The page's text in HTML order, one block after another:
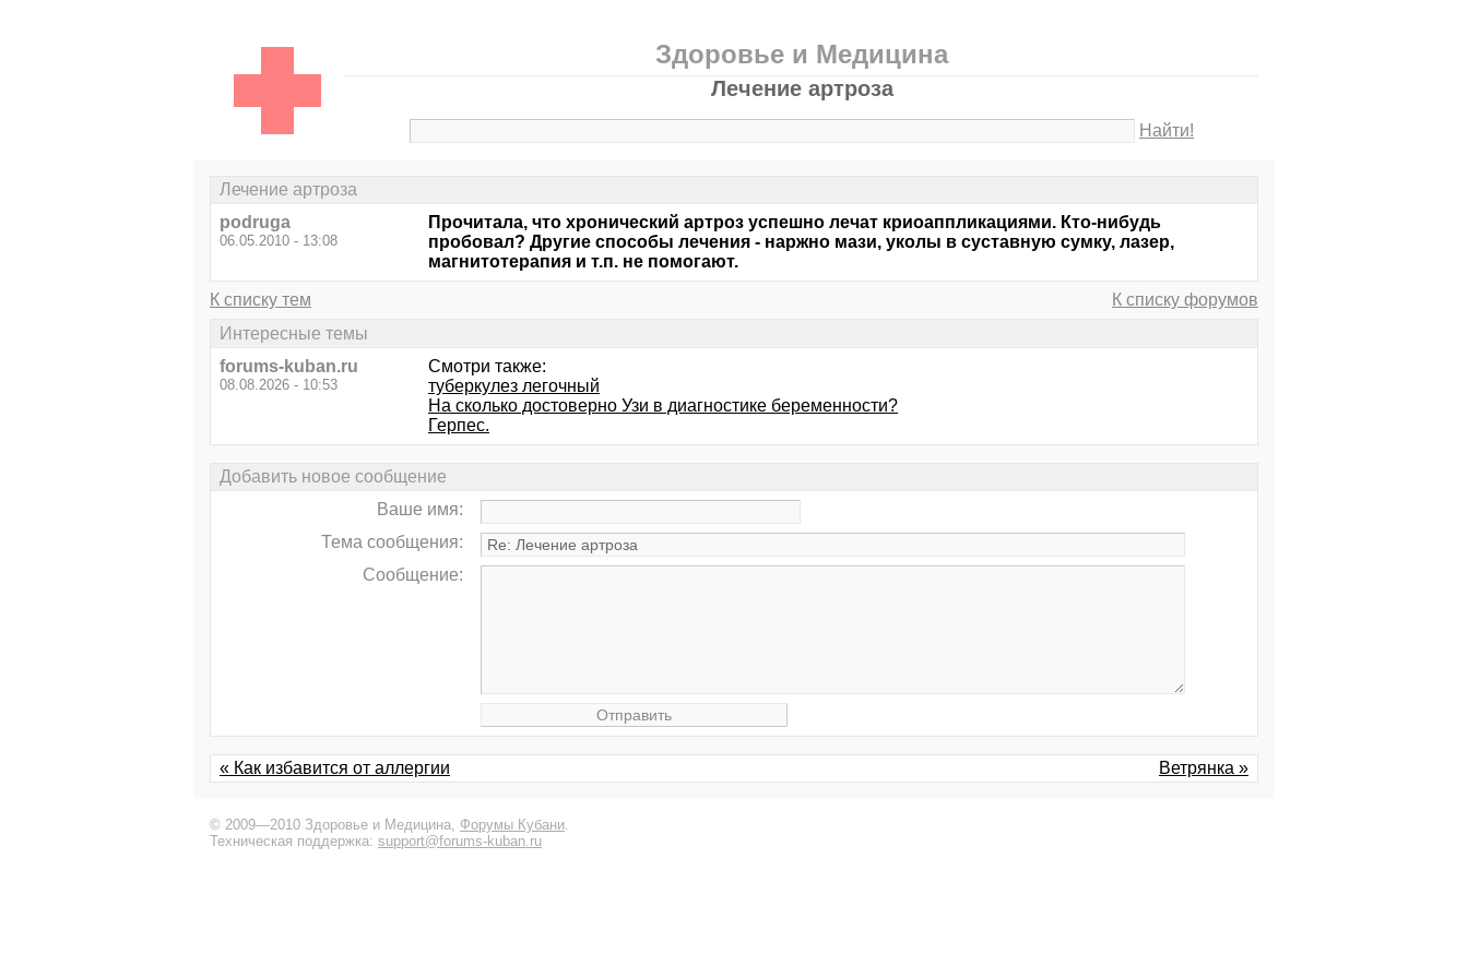
Здоровье и Медицина
Лечение артроза
Найти!
Лечение артроза
podruga
06.05.2010 - 13:08
Прочитала, что хронический артроз успешно лечат криоаппликациями. Кто-нибудь
пробовал? Другие способы лечения - наржно мази, уколы в суставную сумку, лазер,
магнитотерапия и т.п. не помогают.
К списку тем
К списку форумов
Интересные темы
forums-kuban.ru
08.08.2026 - 10:53
Смотри также:
туберкулез легочный
На сколько достоверно Узи в диагностике беременности?
Герпес.
Добавить новое сообщение
Ваше имя:
Тема сообщения:
Сообщение:
« Как избавится от аллергии Ветрянка »
© 2009—2010 Здоровье и Медицина, Форумы Кубани.
Техническая поддержка: support@forums-kuban.ru